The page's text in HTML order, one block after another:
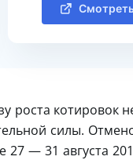
роста котировок
силы.
27 — 31 августа